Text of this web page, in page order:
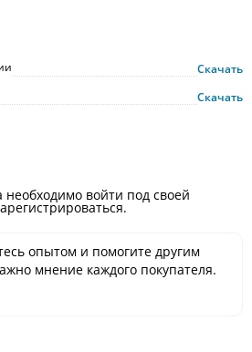
Скачать
Скачать
войти под своей
опытом и помогите другим
мнение каждого покупателя.